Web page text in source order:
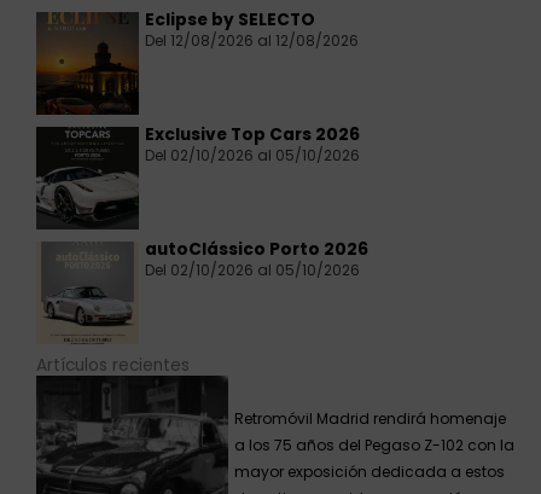
Eclipse by SELECTO
Del 12/08/2026 al 12/08/2026
Exclusive Top Cars 2026
Del 02/10/2026 al 05/10/2026
autoClássico Porto 2026
Del 02/10/2026 al 05/10/2026
Artículos recientes
Retromóvil Madrid rendirá homenaje
a los 75 años del Pegaso Z-102 con la
mayor exposición dedicada a estos